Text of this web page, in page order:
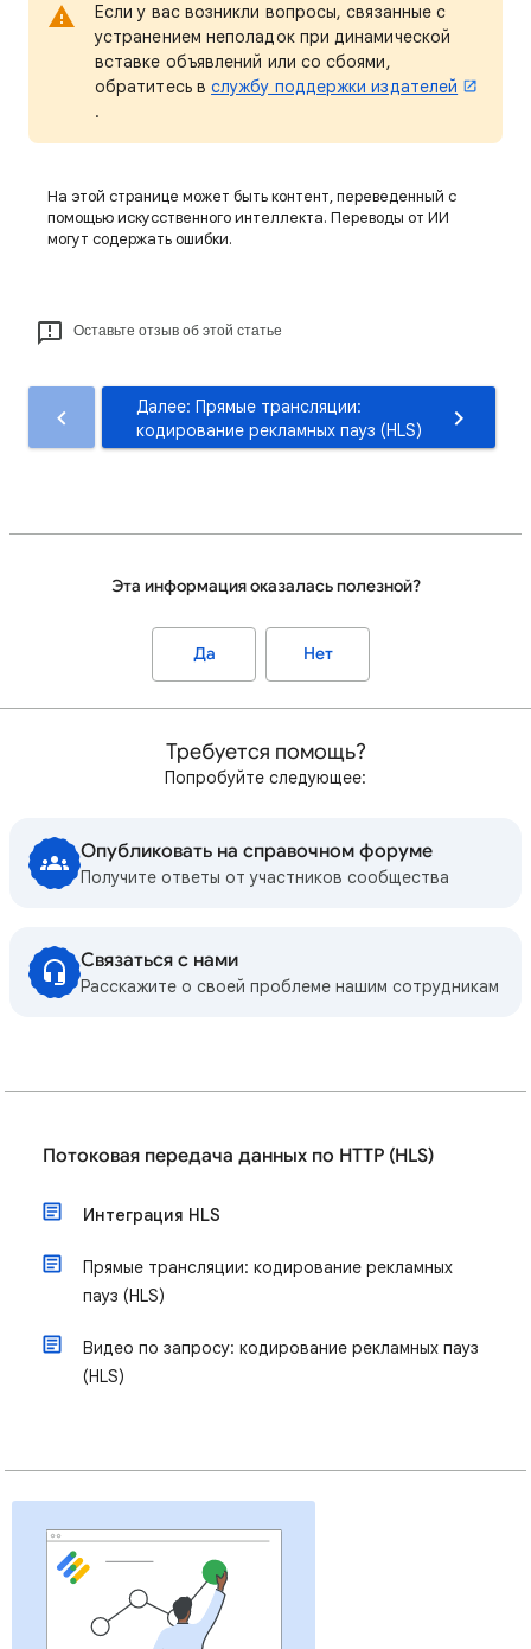
Если у вас возникли вопросы, связанные с
устранением неполадок при динамической
вставке объявлений или со сбоями,
обратитесь вслужбу поддержки издателей
.
На этой странице может быть контент, переведенный с
помощью искусственного интеллекта. Переводы от ИИ
могут содержать ошибки.
Оставьте отзыв об этой статье
Далее: Прямые трансляции:
кодирование рекламных пауз (HLS)
Эта информация оказалась полезной?
Да Нет
Требуется помощь?
Попробуйте следующее:
Опубликовать на справочном форуме
Получите ответы от участников сообщества
Связаться с нами
Расскажите о своей проблеме нашим сотрудникам
Потоковая передача данных по HTTP (HLS)
Интеграция HLS
Прямые трансляции: кодирование рекламных
пауз (HLS)
Видео по запросу: кодирование рекламных пауз
(HLS)